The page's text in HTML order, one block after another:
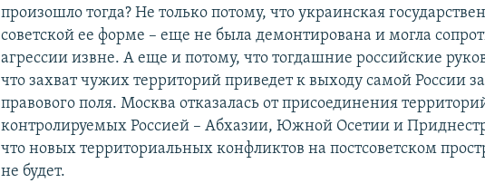
произошло тогда? Не только потому, что украинская
советской ее форме – еще не была демонтирована и могла
агрессии извне. А еще и потому, что тогдашние российские
что захват чужих территорий приведет к выходу самой России
правового поля. Москва отказалась от присоединения
контролируемых Россией – Абхазии, Южной Осетии и
что новых территориальных конфликтов на постсоветском
не будет.